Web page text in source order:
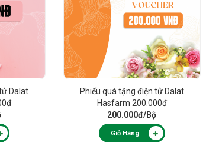
Dalat
Phiếu quà tặng điện tử Dalat
Hasfarm 200.000đ
200.000đ/Bộ
Giỏ Hàng